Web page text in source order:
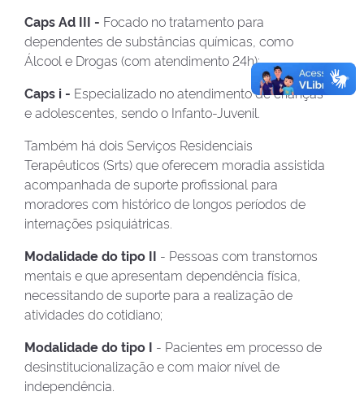
Caps Ad III - Focado no tratamento para
dependentes de substâncias químicas, como
Álcool e Drogas (com atendimento 24h);
Caps i - Especializado no atendimento de crianças
e adolescentes, sendo o Infanto-Juvenil.
Também há dois Serviços Residenciais
Terapêuticos (Srts) que oferecem moradia assistida
acompanhada de suporte profissional para
moradores com histórico de longos períodos de
internações psiquiátricas.
Modalidade do tipo II - Pessoas com transtornos
mentais e que apresentam dependência física,
necessitando de suporte para a realização de
atividades do cotidiano;
Modalidade do tipo I - Pacientes em processo de
desinstitucionalização e com maior nível de
independência.